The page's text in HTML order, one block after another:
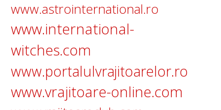
www.astrointernational.ro
www.international-
witches.com
www.portalulvrajitoarelor.ro
www.vrajitoare-online.com